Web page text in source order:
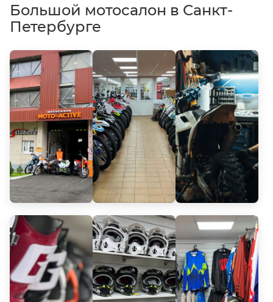
Большой мотосалон в Санкт-
Петербурге